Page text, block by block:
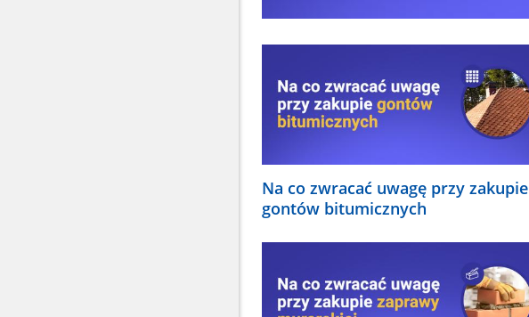
Na co zwracać uwagę przy zakupie
gontów bitumicznych